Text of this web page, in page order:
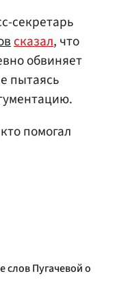
секретарь
сказал, что
обвиняет
пытаясь
помогал
слов Пугачевой о